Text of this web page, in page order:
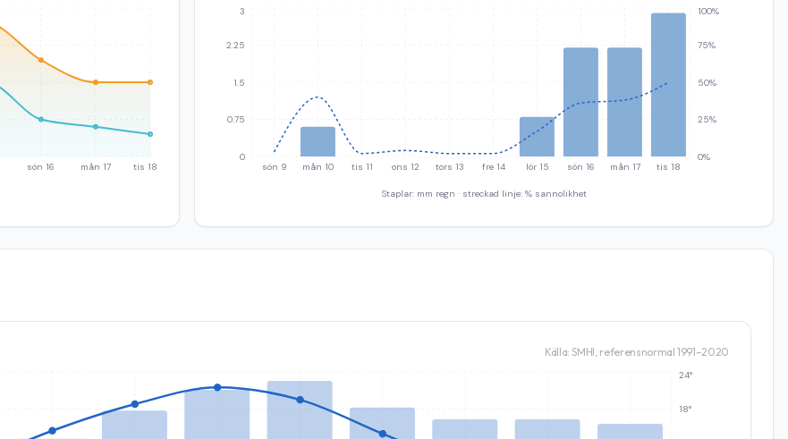
sön 16 mån 17 tis 18 sön 9 mån 10 tis 11 ons 12 tors 13 fre 14 lör 15 sön 16 mån 17 tis 18
0
0.75
1.5
2.25
3
0%
25%
50%
75%
100%
Staplar: mm regn · streckad linje: % sannolikhet
Källa: SMHI, referensnormal 1991–2020
18°
24°